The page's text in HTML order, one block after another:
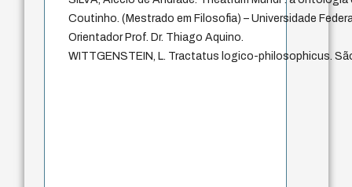
Coutinho. (Mestrado em Filosofia) – Universidade
Orientador Prof. Dr. Thiago Aquino.
WITTGENSTEIN, L. Tractatus logico-philosophicus.